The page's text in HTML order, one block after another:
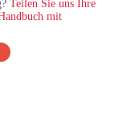
Teilen Sie uns Ihre
mit